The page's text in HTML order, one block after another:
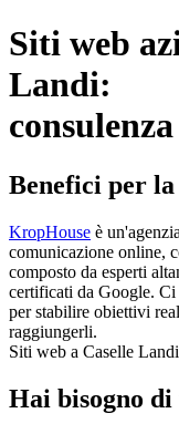
Siti web
Landi:
Benefici per
KropHouse è
comunicazione online,
composto da esperti
certificati da Google.
per stabilire obiettivi
raggiungerli.
Siti web a Caselle Landi
Hai bisogno